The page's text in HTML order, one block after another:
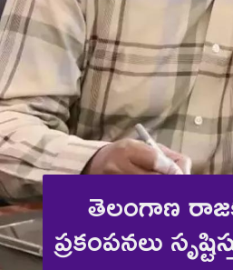
తెలంగాణ
ప్రకంపనలు